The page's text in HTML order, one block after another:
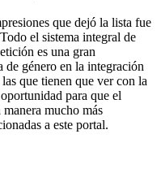
que dejó la lista fue
el sistema integral de
es una gran
de género en la integración
que tienen que ver con la
para que el
mucho más
a este portal.